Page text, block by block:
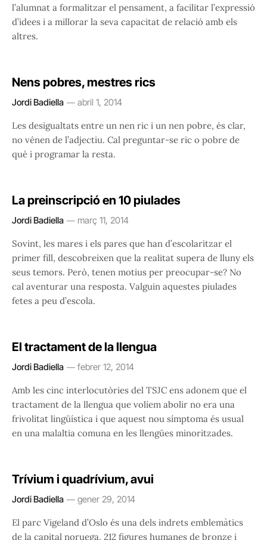
l’alumnat a formalitzar el pensament, a facilitar l’expressió
d’idees i a millorar la seva capacitat de relació amb els
altres.
Nens pobres, mestres rics
Jordi Badiella abril 1, 2014
Les desigualtats entre un nen ric i un nen pobre, és clar,
no vénen de l’adjectiu. Cal preguntar-se ric o pobre de
què i programar la resta.
La preinscripció en 10 piulades
Jordi Badiella març 11, 2014
Sovint, les mares i els pares que han d’escolaritzar el
primer fill, descobreixen que la realitat supera de lluny els
seus temors. Però, tenen motius per preocupar-se? No
cal aventurar una resposta. Valguin aquestes piulades
fetes a peu d’escola.
El tractament de la llengua
Jordi Badiella febrer 12, 2014
Amb les cinc interlocutòries del TSJC ens adonem que el
tractament de la llengua que volíem abolir no era una
frivolitat lingüística i que aquest nou símptoma és usual
en una malaltia comuna en les llengües minoritzades.
Trívium i quadrívium, avui
Jordi Badiella gener 29, 2014
El parc Vigeland d’Oslo és una dels indrets emblemàtics
de la capital noruega. 212 figures humanes de bronze i